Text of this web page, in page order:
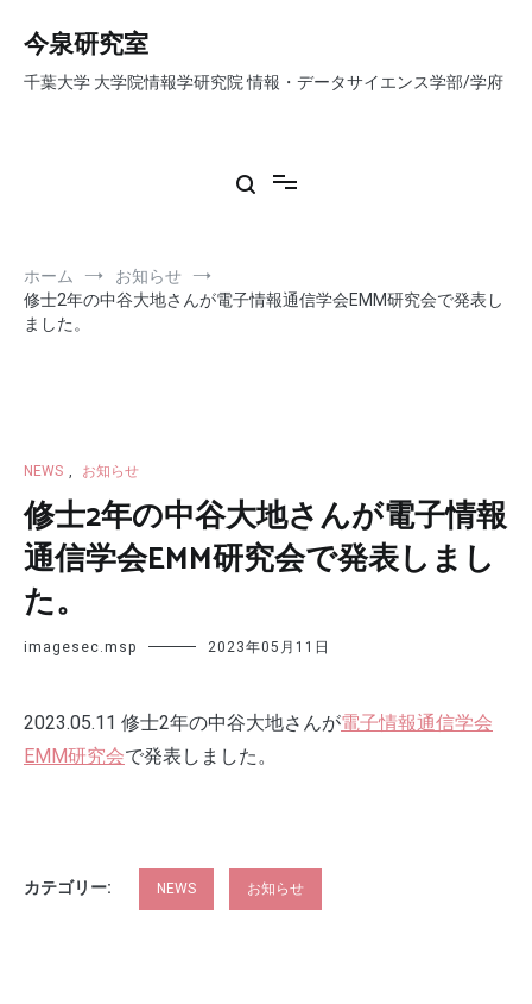
今泉研究室
千葉大学 大学院情報学研究院 情報・データサイエンス学部/学府
ホーム
お知らせ
修士2年の中谷大地さんが電子情報通信学会EMM研究会で発表し
ました。
NEWS , お知らせ
修士2年の中谷大地さんが電子情報
通信学会EMM研究会で発表しまし
た。
imagesec.msp 2023年05月11日
2023.05.11 修士2年の中谷大地さんが電子情報通信学会
EMM研究会で発表しました。
カテゴリー: NEWS お知らせ